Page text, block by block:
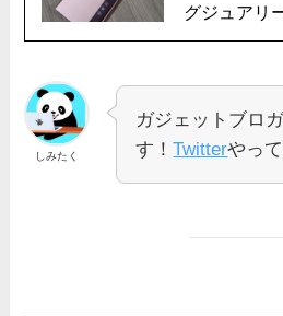
グジュアリ
しみたく
ガジェットブロ
す！Twitterやっ